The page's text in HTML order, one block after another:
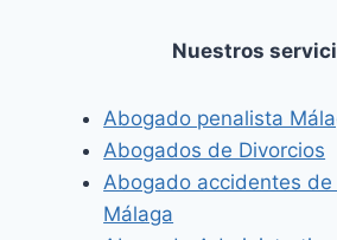
Nuestros
Abogado penalista
Abogados de Divorcios
Abogado accidentes
Málaga